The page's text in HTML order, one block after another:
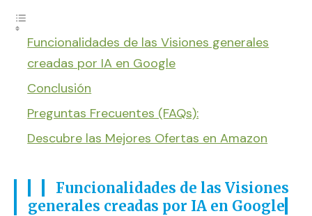
Funcionalidades de las Visiones generales
creadas por IA en Google
Conclusión
Preguntas Frecuentes (FAQs):
Descubre las Mejores Ofertas en Amazon
Funcionalidades de las Visiones
generales creadas por IA en Google